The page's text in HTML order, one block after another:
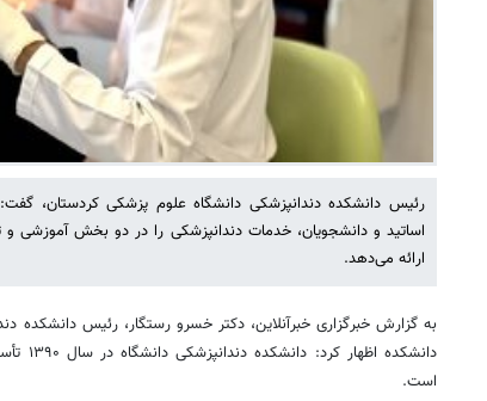
رئیس دانشکده دندانپزشکی دانشگاه علوم پزشکی کردستان، گفت:
اساتید و دانشجویان، خدمات دندانپزشکی را در دو بخش آموزشی
ارائه می‌دهد.
به گزارش خبرگزاری خبرآنلاین، دکتر خسرو رستگار، رئیس دانشکده
است.